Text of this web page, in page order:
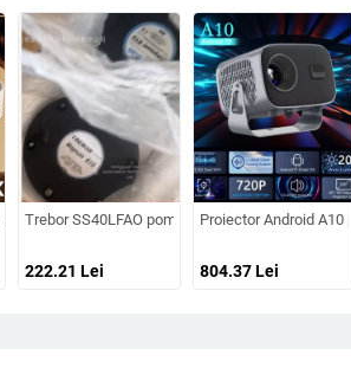
de proiecție: toate, greutate 1,58 kg
cu smartphone, rezoluție HD, model T5mini
Android Wi-Fi pentru casă, dormitor și cinema de
Trebor SS40LFAO pompă pentru airbaguri și
222.21 Lei
Proiector Android A10
804.37Lei